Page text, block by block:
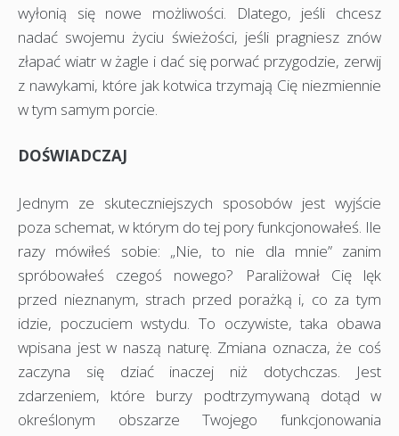
wyłonią się nowe możliwości. Dlatego, jeśli chcesz
nadać swojemu życiu świeżości, jeśli pragniesz znów
złapać wiatr w żagle i dać się porwać przygodzie, zerwij
z nawykami, które jak kotwica trzymają Cię niezmiennie
w tym samym porcie.
DOŚWIADCZAJ
Jednym ze skuteczniejszych sposobów jest wyjście
poza schemat, w którym do tej pory funkcjonowałeś. Ile
razy mówiłeś sobie: „Nie, to nie dla mnie” zanim
spróbowałeś czegoś nowego? Paraliżował Cię lęk
przed nieznanym, strach przed porażką i, co za tym
idzie, poczuciem wstydu. To oczywiste, taka obawa
wpisana jest w naszą naturę. Zmiana oznacza, że coś
zaczyna się dziać inaczej niż dotychczas. Jest
zdarzeniem, które burzy podtrzymywaną dotąd w
określonym obszarze Twojego funkcjonowania